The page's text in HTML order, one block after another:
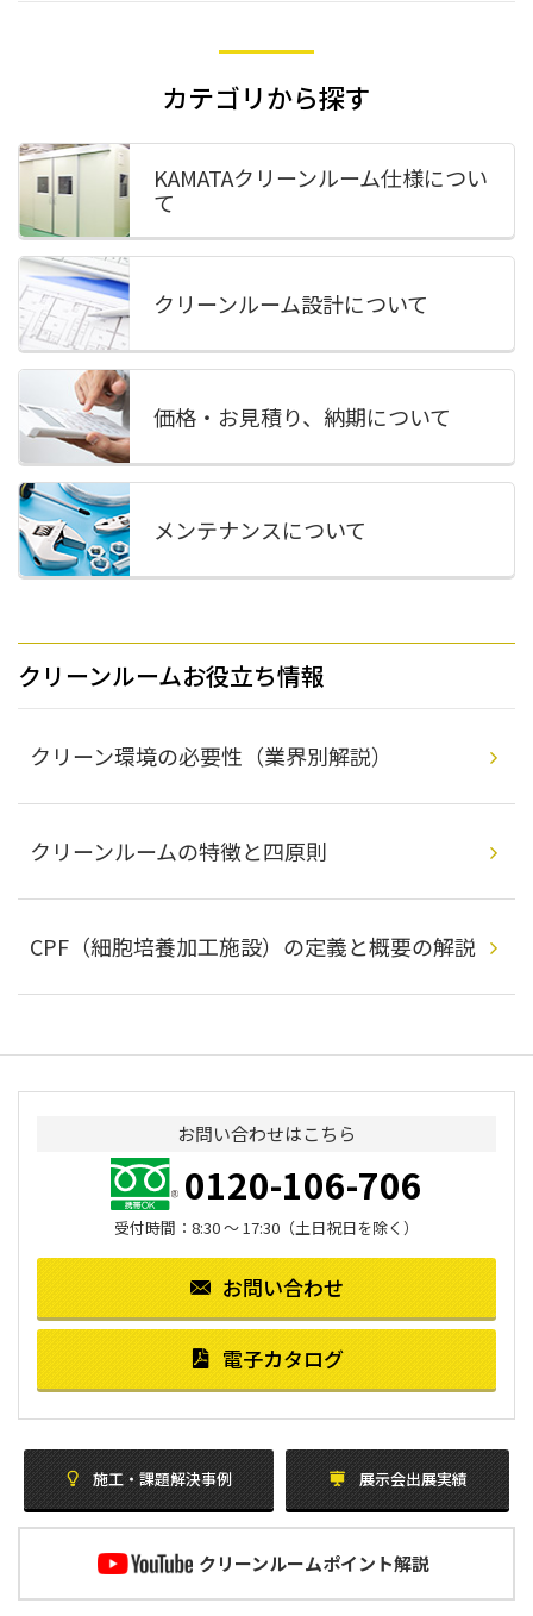
カテゴリから探す
KAMATAクリーンルーム仕様につい
て
クリーンルーム設計について
価格・お見積り、納期について
メンテナンスについて
クリーンルームお役立ち情報
クリーン環境の必要性 （業界別解説）
クリーンルームの特徴と四原則
CPF（細胞培養加工施設）の定義と概要の解説
お問い合わせはこちら
0120-106-706
受付時間：8:30 ～ 17:30（土日祝日を除く）
お問い合わせ
電子カタログ
施工・課題解決事例 展示会出展実績
クリーンルームポイント解説